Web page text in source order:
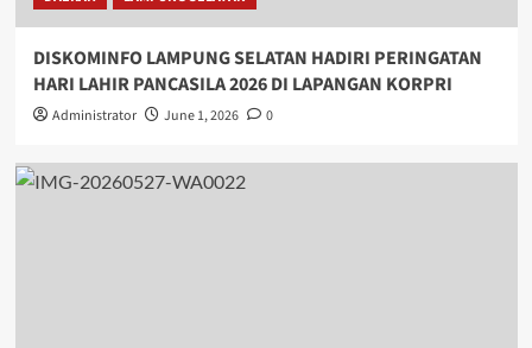
DISKOMINFO LAMPUNG SELATAN HADIRI PERINGATAN
HARI LAHIR PANCASILA 2026 DI LAPANGAN KORPRI
Administrator June 1, 2026 0